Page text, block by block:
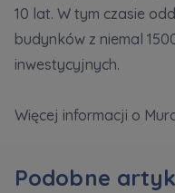
10 lat. W tym czasie
budynków z niemal
inwestycyjnych.
Więcej informacji o
Podobne
treści swoich... *
Rozwiń
pakietu akcji proszę